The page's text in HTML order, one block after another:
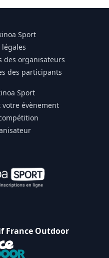
Sport
des organisateurs
des participants
Sport
évènement
France Outdoor